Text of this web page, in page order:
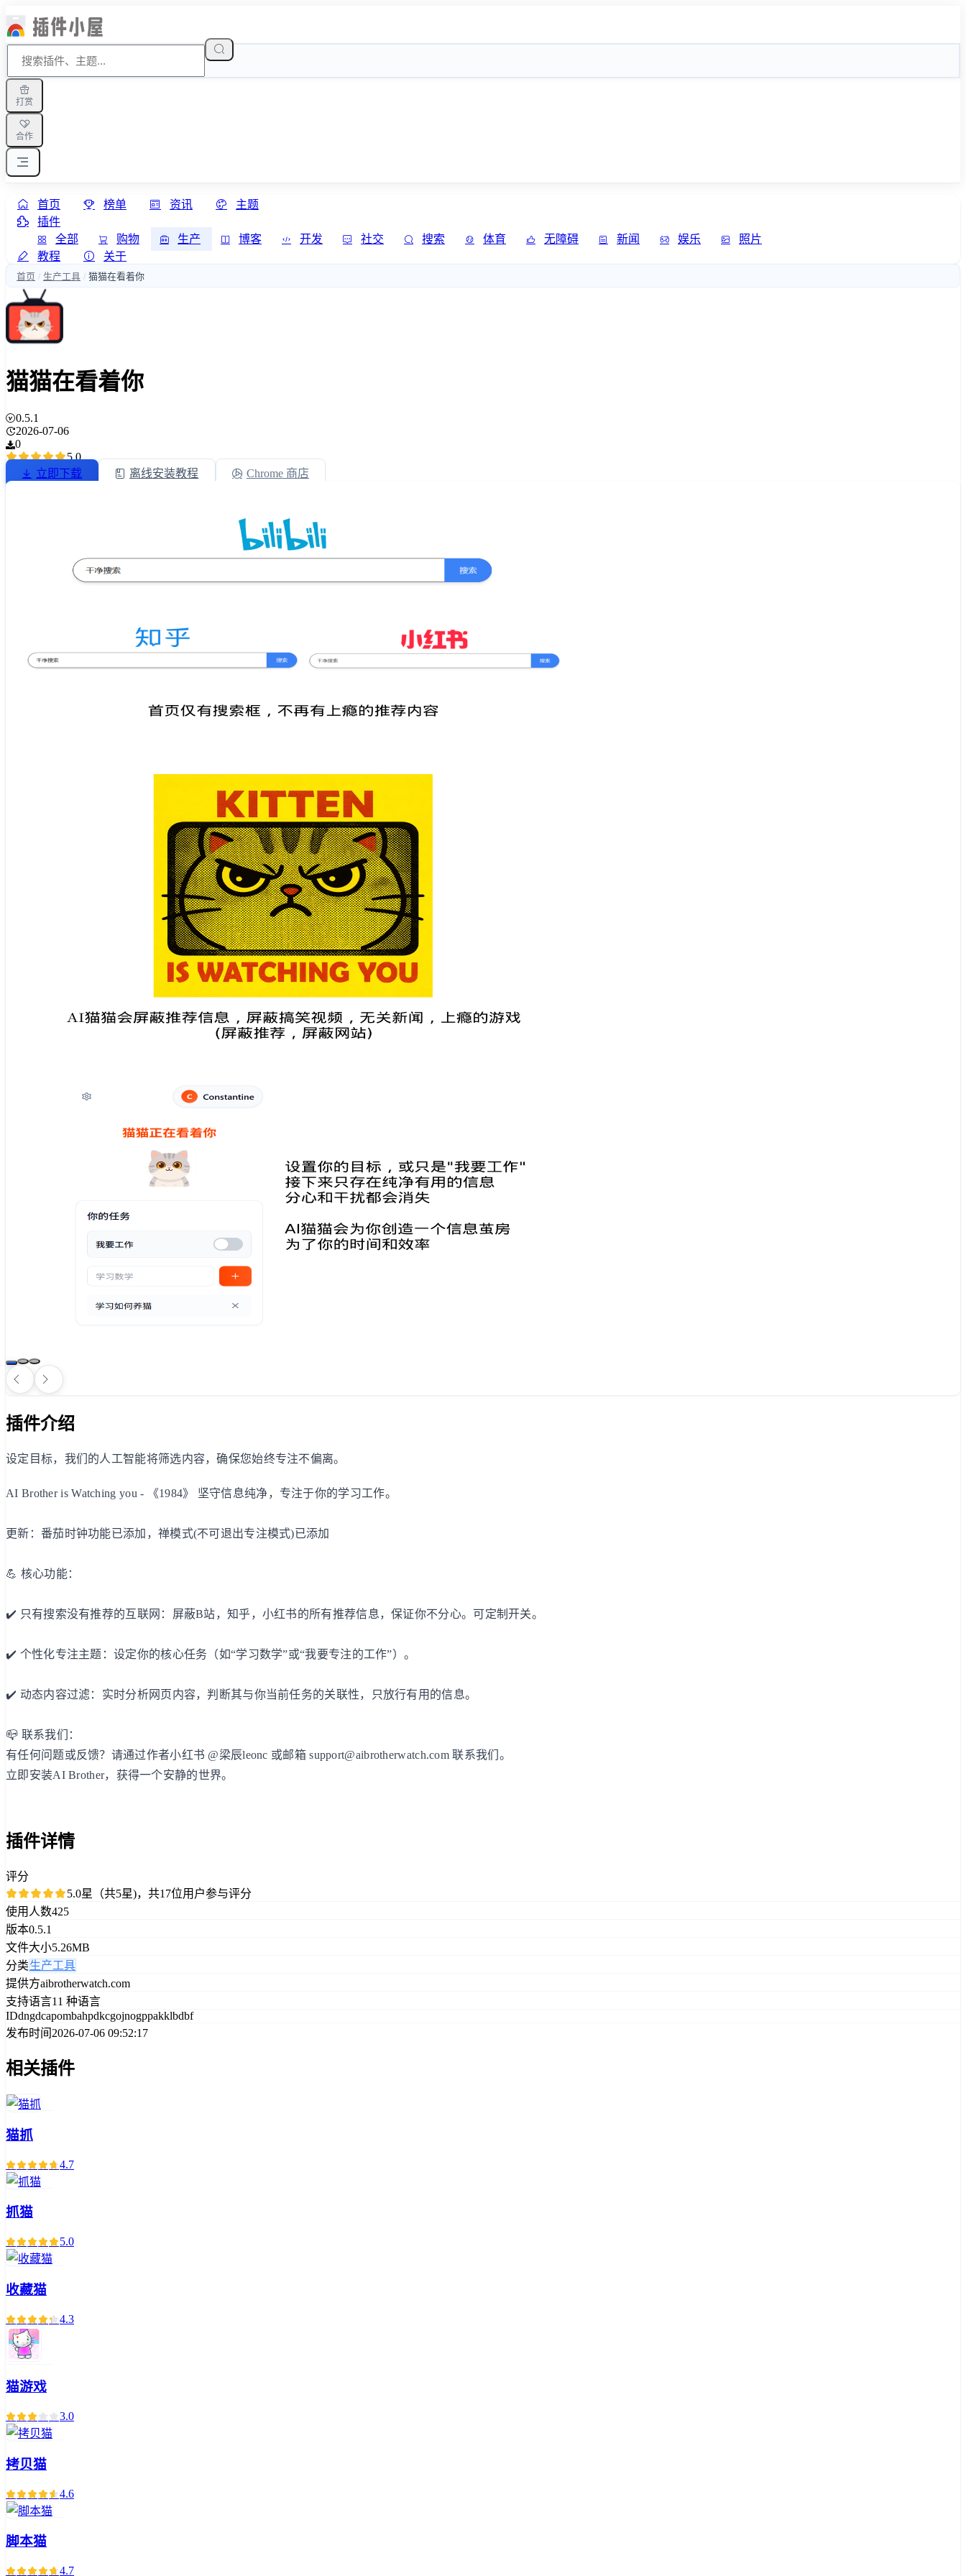
打赏
合作
首页 榜单 资讯
主题
插件
全部
购物 生产 博客 开发 社交 搜索 体育 无障碍 新闻 娱乐
照片
教程
关于
首页 / 生产工具 / 猫猫在看着你
猫猫在看着你
0.5.1
2026-07-06
0
5.0
立即下载
离线安装教程 Chrome 商店
插件介绍
设定目标，我们的人工智能将筛选内容，确保您始终专注不偏离。
AI Brother is Watching you - 《1984》 坚守信息纯净，专注于你的学习工作。
更新：番茄时钟功能已添加，禅模式(不可退出专注模式)已添加
💪 核心功能：
✔️ 只有搜索没有推荐的互联网：屏蔽B站，知乎，小红书的所有推荐信息，保证你不分心。可定制开关。
✔️ 个性化专注主题：设定你的核心任务（如“学习数学”或“我要专注的工作”）。
✔️ 动态内容过滤：实时分析网页内容，判断其与你当前任务的关联性，只放行有用的信息。
📪 联系我们：
有任何问题或反馈？请通过作者小红书 @梁辰leonc 或邮箱 support@aibrotherwatch.com 联系我们。
立即安装AI Brother，获得一个安静的世界。
插件详情
评分
5.0星（共5星)，共17位用户参与评分
使用人数425
版本0.5.1
文件大小5.26MB
分类生产工具
提供方aibrotherwatch.com
支持语言11 种语言
IDdngdcapombahpdkcgojnogppakklbdbf
发布时间 2026-07-06 09:52:17
相关插件
猫抓
4.7
抓猫
5.0
收藏猫
4.3
猫游戏
3.0
拷贝猫
4.6
脚本猫
4.7